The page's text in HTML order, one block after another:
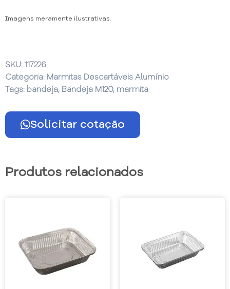
Imagens meramente ilustrativas.
SKU: 117226
Categoria: Marmitas Descartáveis Alumínio
Tags: bandeja, Bandeja M120, marmita
Solicitar cotação
Produtos relacionados